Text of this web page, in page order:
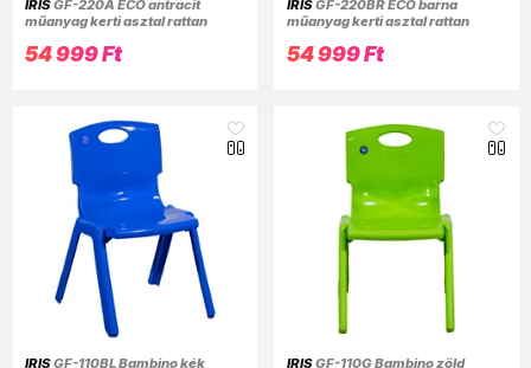
IRISGF-220A ECO antracit
műanyag kerti asztal rattan
54 999 Ft
IRISGF-220BR ECO barna
műanyag kerti asztal rattan
54 999 Ft
IRISGF-110BL Bambino kék
IRISGF-110G Bambino zöld